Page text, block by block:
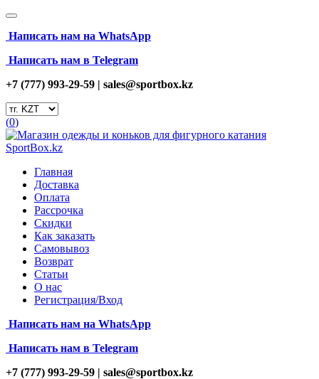
Написать нам на WhatsApp
Написать нам в Telegram
+7 (777) 993-29-59 | sales@sportbox.kz
(0)
Главная
Доставка
Оплата
Рассрочка
Скидки
Как заказать
Самовывоз
Возврат
Статьи
О нас
Регистрация/Вход
Написать нам на WhatsApp
Написать нам в Telegram
+7 (777) 993-29-59 | sales@sportbox.kz